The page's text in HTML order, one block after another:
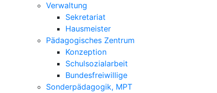
Verwaltung
Sekretariat
Hausmeister
Pädagogisches Zentrum
Konzeption
Schulsozialarbeit
Bundesfreiwillige
Sonderpädagogik, MPT